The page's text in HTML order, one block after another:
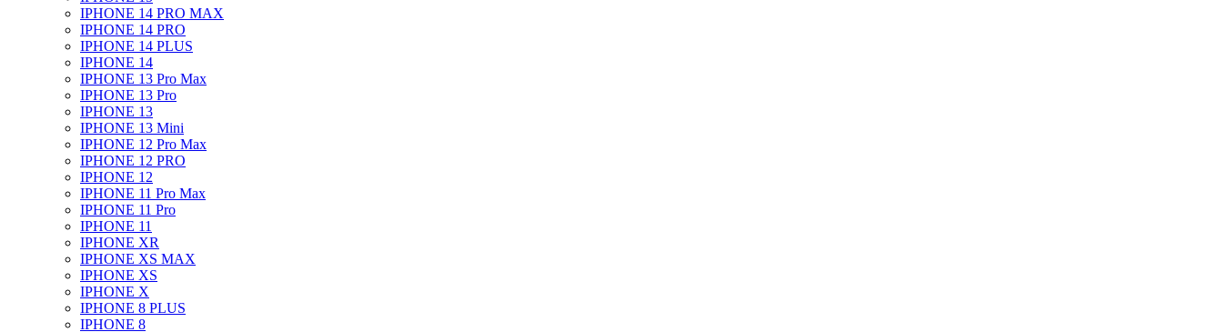
IPHONE 14 PRO MAX
IPHONE 14 PRO
IPHONE 14 PLUS
IPHONE 14
IPHONE 13 Pro Max
IPHONE 13 Pro
IPHONE 13
IPHONE 13 Mini
IPHONE 12 Pro Max
IPHONE 12 PRO
IPHONE 12
IPHONE 11 Pro Max
IPHONE 11 Pro
IPHONE 11
IPHONE XR
IPHONE XS MAX
IPHONE XS
IPHONE X
IPHONE 8 PLUS
IPHONE 8